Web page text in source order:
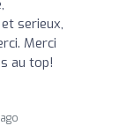
serieux,
Merci
au top!